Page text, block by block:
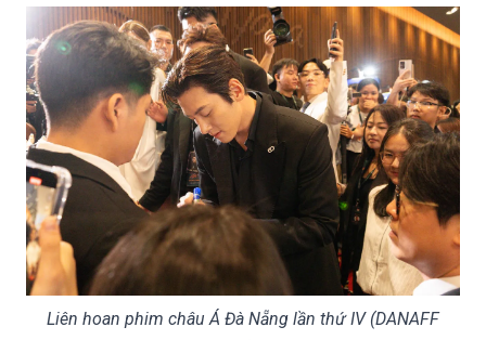
Liên hoan phim châu Á Đà Nẵng lần thứ IV (DANAFF